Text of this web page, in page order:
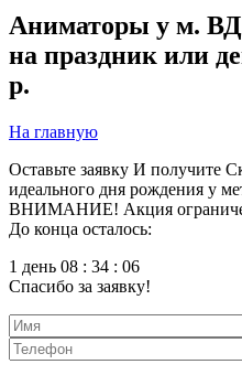
Аниматоры у м.
на праздник или
р.
На главную
Оставьте заявку И получите
идеального дня рождения у
ВНИМАНИЕ! Акция
До конца осталось:
1 день 08 : 34 : 04
Спасибо за заявку!